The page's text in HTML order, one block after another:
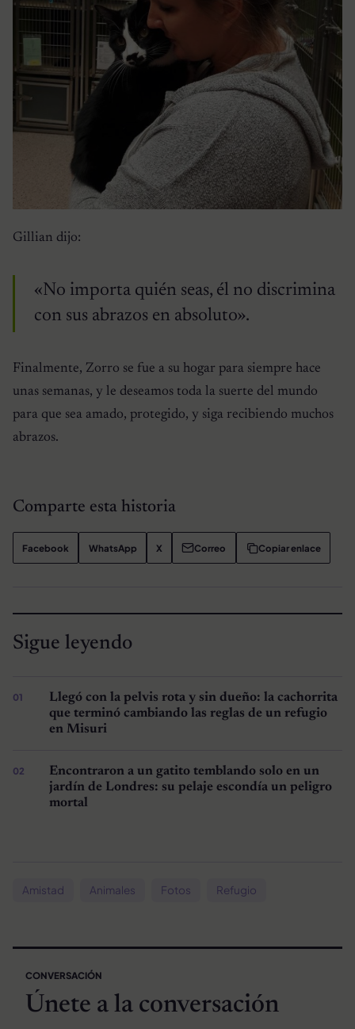
Gillian dijo:
«No importa quién seas, él no discrimina
con sus abrazos en absoluto».
Finalmente, Zorro se fue a su hogar para siempre hace
unas semanas, y le deseamos toda la suerte del mundo
para que sea amado, protegido, y siga recibiendo muchos
abrazos.
Comparte esta historia
Facebook WhatsApp X Correo Copiar enlace
Sigue leyendo
Llegó con la pelvis rota y sin dueño: la cachorrita
que terminó cambiando las reglas de un refugio
en Misuri
Encontraron a un gatito temblando solo en un
jardín de Londres: su pelaje escondía un peligro
mortal
Amistad Animales Fotos Refugio
CONVERSACIÓN
Únete a la conversación